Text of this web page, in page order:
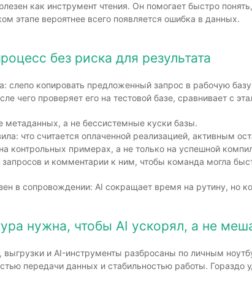
как инструмент чтения. Он помогает быстро
этапе вероятнее всего появляется ошибка в данных.
без риска для результата
слепо копировать предложенный запрос в рабочую
чего проверяет его на тестовой базе, сравнивает с
метаданных, а не бессистемные куски базы.
что считается оплаченной реализацией, активным
контрольных примерах, а не только на успешной
запросов и комментарии к ним, чтобы команда могла
в сопровождении: AI сокращает время на рутину, но
нужна, чтобы AI ускорял, а не
выгрузки и AI-инструменты разбросаны по личным
передачи данных и стабильностью работы.